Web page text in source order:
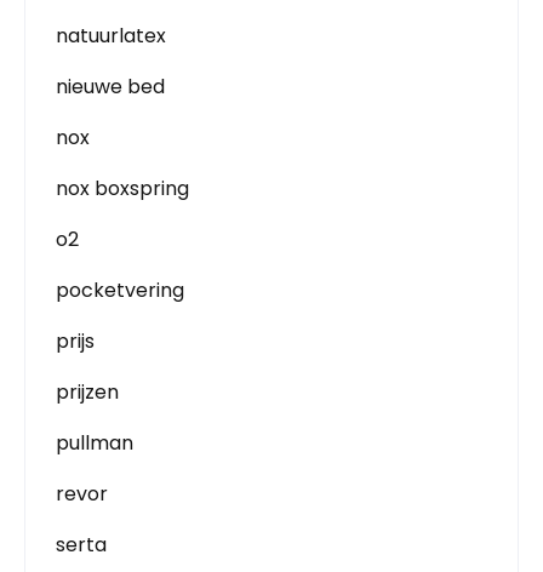
natuurlatex
nieuwe bed
nox
nox boxspring
o2
pocketvering
prijs
prijzen
pullman
revor
serta